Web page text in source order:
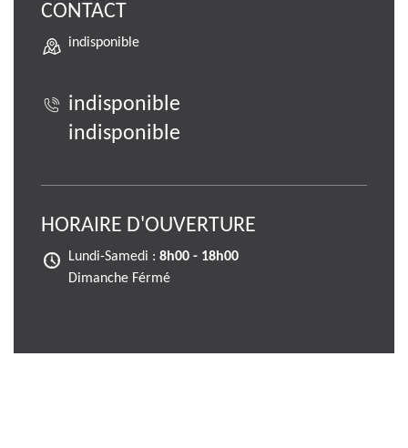
CONTACT
indisponible
indisponible
indisponible
HORAIRE D'OUVERTURE
Lundi-Samedi : 8h00 - 18h00
Dimanche Férmé